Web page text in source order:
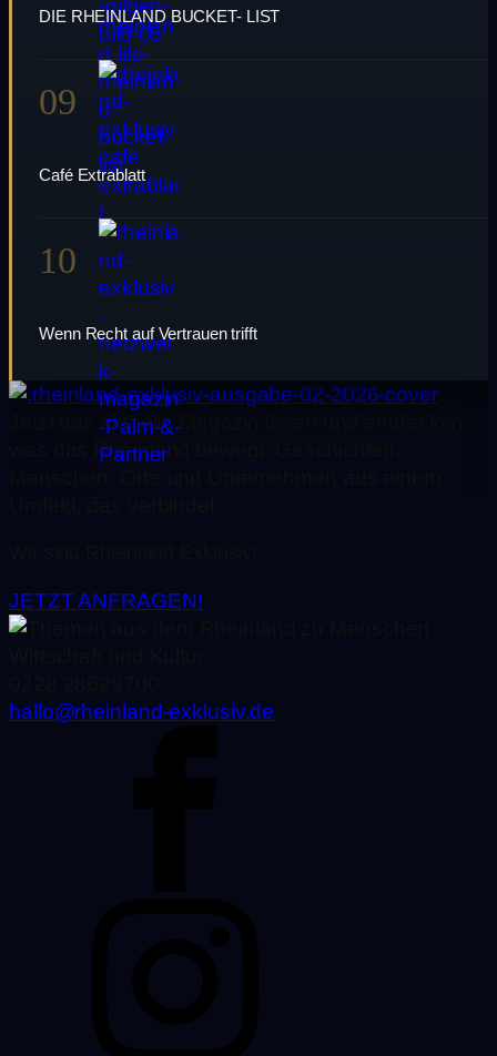
DIE RHEINLAND BUCKET- LIST
09
Café Extrablatt
10
Wenn Recht auf Vertrauen trifft
Jetzt das aktuelle Magazin lesen und entdecken,
was das Rheinland bewegt. Geschichten,
JETZT ANFRAGEN!
hallo@rheinland-exklusiv.de